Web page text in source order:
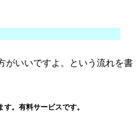
」です。
がいいですよ。という流れを書
。有料サービスです。